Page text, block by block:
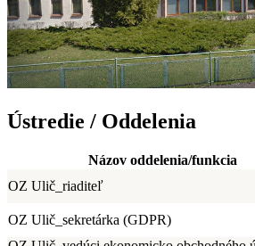
Ústredie / Oddelenia
Názov oddelenia/funkcia
OZ Ulič_riaditeľ
OZ Ulič_sekretárka (GDPR)